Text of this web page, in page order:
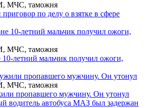
МЧС, таможня
по делу о взятке в сфере
МЧС, таможня
летний мальчик получил ожоги,
МЧС, таможня
пропавшего мужчину. Он утонул